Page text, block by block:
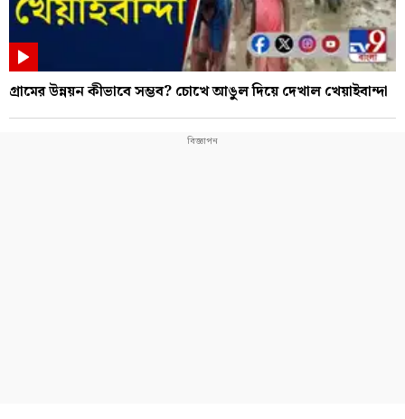
গ্রামের উন্নয়ন কীভাবে সম্ভব? চোখে আঙুল দিয়ে দেখাল খেয়াইবান্দা